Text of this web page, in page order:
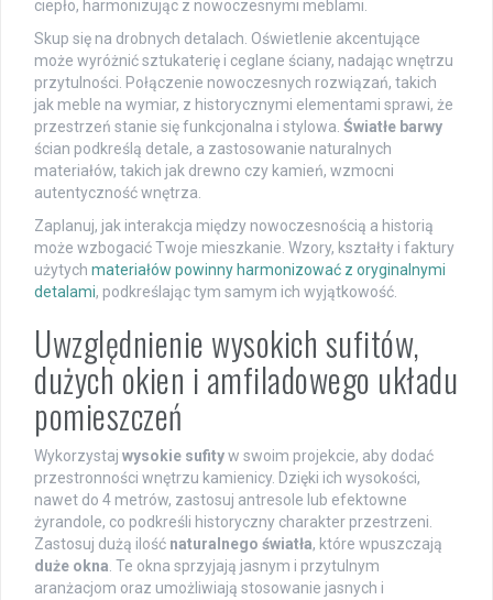
ciepło, harmonizując z nowoczesnymi meblami.
Skup się na drobnych detalach. Oświetlenie akcentujące
może wyróżnić sztukaterię i ceglane ściany, nadając wnętrzu
przytulności. Połączenie nowoczesnych rozwiązań, takich
jak meble na wymiar, z historycznymi elementami sprawi, że
przestrzeń stanie się funkcjonalna i stylowa. Światłe barwy
ścian podkreślą detale, a zastosowanie naturalnych
materiałów, takich jak drewno czy kamień, wzmocni
autentyczność wnętrza.
Zaplanuj, jak interakcja między nowoczesnością a historią
może wzbogacić Twoje mieszkanie. Wzory, kształty i faktury
użytych materiałów powinny harmonizować z oryginalnymi
detalami, podkreślając tym samym ich wyjątkowość.
Uwzględnienie wysokich sufitów,
dużych okien i amfiladowego układu
pomieszczeń
Wykorzystaj wysokie sufityw swoim projekcie, aby dodać
przestronności wnętrzu kamienicy. Dzięki ich wysokości,
nawet do 4 metrów, zastosuj antresole lub efektowne
żyrandole, co podkreśli historyczny charakter przestrzeni.
Zastosuj dużą ilość naturalnego światła, które wpuszczają
duże okna. Te okna sprzyjają jasnym i przytulnym
aranżacjom oraz umożliwiają stosowanie jasnych i